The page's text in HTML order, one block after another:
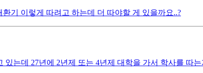
기 이렇게 따려고 하는데 더 따야할 게 있을까요..?
는데 27년에 2년제 또는 4년제 대학을 가서 학사를 따